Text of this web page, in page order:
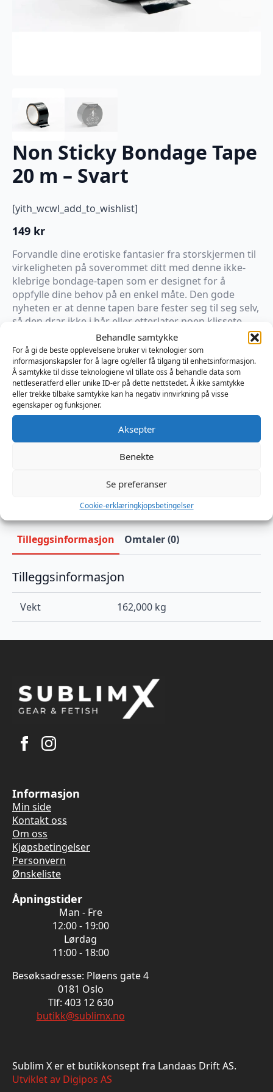
Behandle samtykke
For å gi de beste opplevelsene bruker vi teknologier som
informasjonskapsler for å lagre og/eller få tilgang til enhetsinformasjon.
Å samtykke til disse teknologiene vil tillate oss å behandle data som
nettleseratferd eller unike ID-er på dette nettstedet. Å ikke samtykke
eller trekke tilbake samtykke kan ha negativ innvirkning på visse
egenskaper og funksjoner.
Aksepter
Benekte
Se preferanser
Cookie-erklæringkjopsbetingelser
Non Sticky Bondage Tape
20 m – Svart
[yith_wcwl_add_to_wishlist]
149 kr
Forvandle dine erotiske fantasier fra storskjermen til
virkeligheten på soverommet ditt med denne ikke-
klebrige bondage-tapen som er designet for å
oppfylle dine behov på en enkel måte. Den gode
nyheten er at denne tapen bare fester seg til seg selv,
så den drar ikke i hår eller etterlater noen klissete
rester, slik at du kan nyte opplevelsen uten smerte.
Enten du er ekspert eller nybegynner, med dette
tilbehøret kan du enkelt oppnå dine ønsker og nyte
de mest uvanlige stillingene fra komforten av
soverommet ditt.
På vei til lager
Tilleggsinformasjon Omtaler (0)
Tilleggsinformasjon
Vekt 162,000 kg
Informasjon
Min side
Kontakt oss
Om oss
Kjøpsbetingelser
Personvern
Ønskeliste
Åpningstider
Man - Fre
12:00 - 19:00
Lørdag
11:00 - 18:00
Besøksadresse: Pløens gate 4
0181 Oslo
Tlf: 403 12 630
butikk@sublimx.no
Sublim X er et butikkonsept fra Landaas Drift AS.
Utviklet av Digipos AS